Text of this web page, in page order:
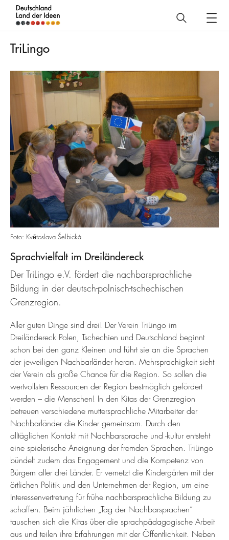
Deutschland
–
Land
der
Ideen
Projekt
TriLingo
Foto: Květoslava Šelbická
Sprachvielfalt im Dreiländereck
Der TriLingo e.V. fördert die nachbarsprachliche
Bildung in der deutsch-polnisch-tschechischen
Grenzregion.
Aller guten Dinge sind drei! Der Verein TriLingo im
Dreiländereck Polen, Tschechien und Deutschland beginnt
schon bei den ganz Kleinen und führt sie an die Sprachen
der jeweiligen Nachbarländer heran. Mehrsprachigkeit sieht
der Verein als große Chance für die Region. So sollen die
wertvollsten Ressourcen der Region bestmöglich gefördert
werden – die Menschen! In den Kitas der Grenzregion
betreuen verschiedene muttersprachliche Mitarbeiter der
Nachbarländer die Kinder gemeinsam. Durch den
alltäglichen Kontakt mit Nachbarsprache und -kultur entsteht
eine spielerische Aneignung der fremden Sprachen. TriLingo
bündelt zudem das Engagement und die Kompetenz von
Bürgern aller drei Länder. Er vernetzt die Kindergärten mit der
örtlichen Politik und den Unternehmen der Region, um eine
Interessenvertretung für frühe nachbarsprachliche Bildung zu
schaffen. Beim jährlichen „Tag der Nachbarsprachen“
tauschen sich die Kitas über die sprachpädagogische Arbeit
aus und teilen ihre Erfahrungen mit der Öffentlichkeit. Neben